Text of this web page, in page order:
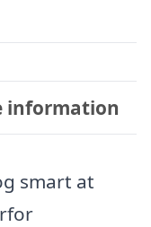
information
smart at